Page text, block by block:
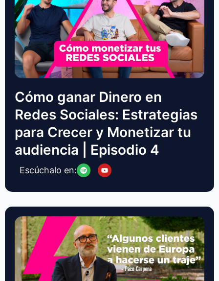
Cómo ganar Dinero en
Redes Sociales: Estrategias
para Crecer y Monetizar tu
audiencia | Episodio 4
Escúchalo en: